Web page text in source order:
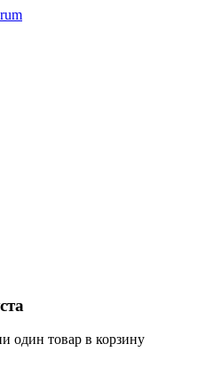
один товар в корзину